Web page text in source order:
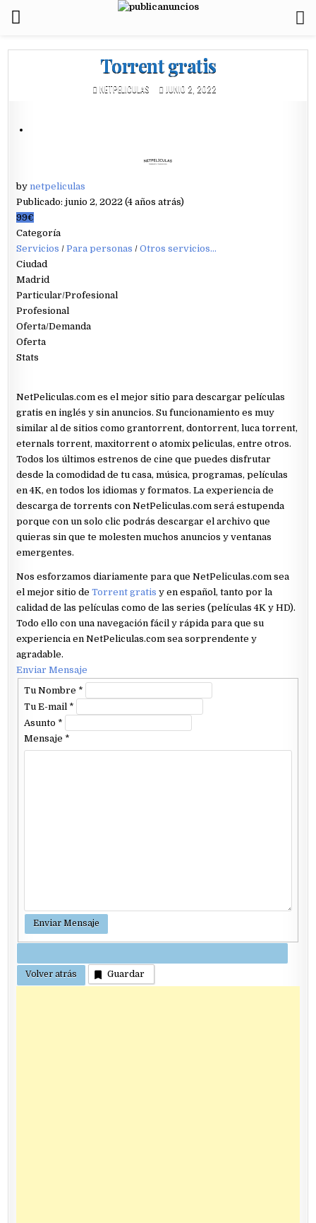
Torrent gratis
NETPELICULAS JUNIO 2, 2022
bynetpeliculas
Publicado: junio 2, 2022 (4 años atrás)
99€
Categoría
Servicios /Para personas /Otros servicios...
Ciudad
Madrid
Particular/Profesional
Profesional
Oferta/Demanda
Oferta
Stats
NetPeliculas.com es el mejor sitio para descargar películas
gratis en inglés y sin anuncios. Su funcionamiento es muy
similar al de sitios como grantorrent, dontorrent, luca torrent,
eternals torrent, maxitorrent o atomix peliculas, entre otros.
Todos los últimos estrenos de cine que puedes disfrutar
desde la comodidad de tu casa, música, programas, películas
en 4K, en todos los idiomas y formatos. La experiencia de
descarga de torrents con NetPeliculas.com será estupenda
porque con un solo clic podrás descargar el archivo que
quieras sin que te molesten muchos anuncios y ventanas
emergentes.
Nos esforzamos diariamente para que NetPeliculas.com sea
el mejor sitio deTorrent gratis y en español, tanto por la
calidad de las películas como de las series (películas 4K y HD).
Todo ello con una navegación fácil y rápida para que su
experiencia en NetPeliculas.com sea sorprendente y
agradable.
Enviar Mensaje
Tu Nombre *
Tu E-mail *
Asunto *
Mensaje *
Guardar